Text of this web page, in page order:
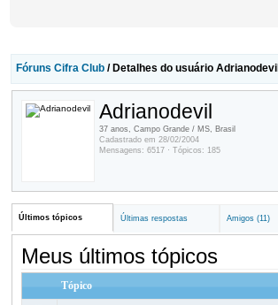
Fóruns Cifra Club/ Detalhes do usuário Adrianodevil
Adrianodevil
37 anos, Campo Grande / MS, Brasil
Cadastrado em 28/02/2004
Mensagens: 6517 · Tópicos: 185
Últimos tópicos Últimas respostas Amigos (11)
Meus últimos tópicos
Tópico